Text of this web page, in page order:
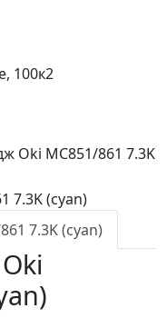
100к2
Oki MC851/861 7.3K
Oki